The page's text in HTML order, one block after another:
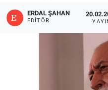
ERDAL ŞAHAN
EDITÖR